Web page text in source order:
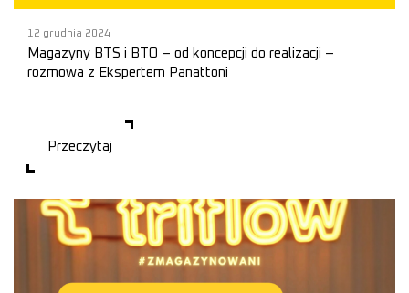
12 grudnia 2024
Magazyny BTS i BTO – od koncepcji do realizacji –
rozmowa z Ekspertem Panattoni
biznesów przez firmy. Jak Panattoni BTS pomogło klie
Przeczytaj